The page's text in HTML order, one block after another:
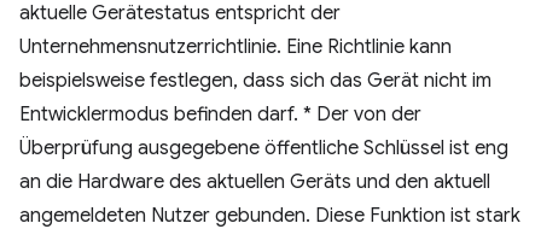
aktuelle Gerätestatus entspricht der
Unternehmensnutzerrichtlinie. Eine Richtlinie kann
beispielsweise festlegen, dass sich das Gerät nicht im
Entwicklermodus befinden darf. * Der von der
Überprüfung ausgegebene öffentliche Schlüssel ist eng
an die Hardware des aktuellen Geräts und den aktuell
angemeldeten Nutzer gebunden. Diese Funktion ist stark